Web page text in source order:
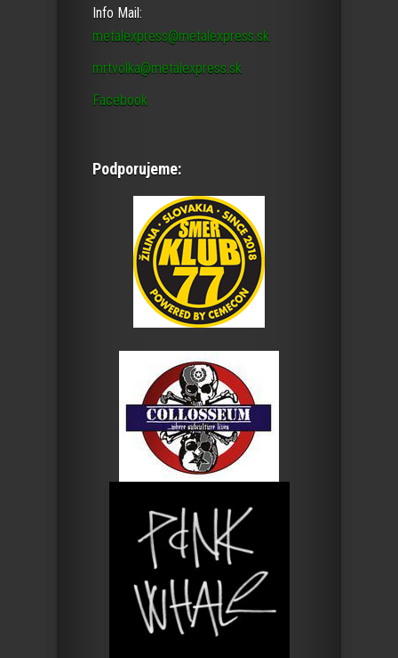
Info Mail:
metalexpress@metalexpress.sk
mrtvolka@metalexpress.sk
Facebook
Podporujeme: